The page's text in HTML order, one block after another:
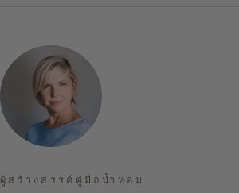
ผู้สร้างสรรค์คู่มือน้ำหอม